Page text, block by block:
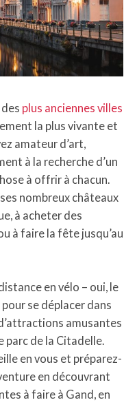
plus anciennes villes
la plus vivante et
amateur d’art,
à la recherche d’un
à offrir à chacun.
nombreux châteaux
à acheter des
à faire la fête jusqu’au
en vélo – oui, le
se déplacer dans
amusantes
parc de la Citadelle.
en vous et préparez-
en découvrant
à faire à Gand, en